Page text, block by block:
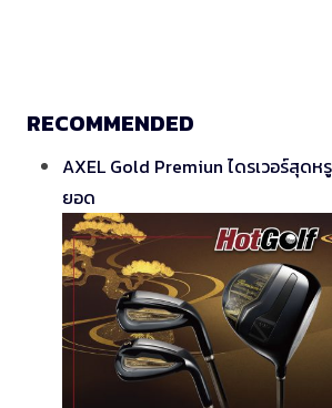
RECOMMENDED
AXEL Gold Premiun ไดรเวอร์สุดห
ยอด